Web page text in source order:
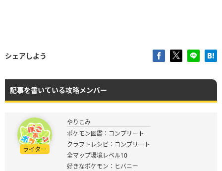
シェアしよう
記事を書いている攻略メンバー
ライター
やりこみ
ポケモン図鑑：コンプリート
クラフトレシピ：コンプリート
全マップ環境レベル10
好きなポケモン：ヒバニー